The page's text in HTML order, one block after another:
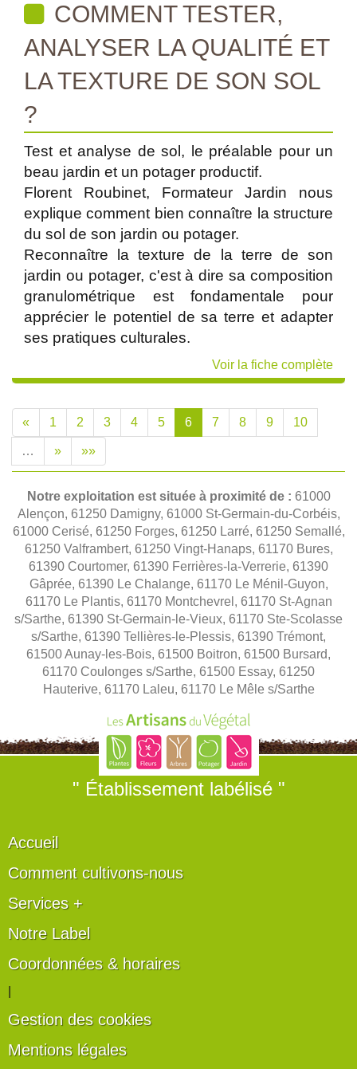
COMMENT TESTER,
ANALYSER LA QUALITÉ ET
LA TEXTURE DE SON SOL
?
Test et analyse de sol, le préalable pour un
beau jardin et un potager productif.
Florent Roubinet, Formateur Jardin nous
explique comment bien connaître la structure
du sol de son jardin ou potager.
Reconnaître la texture de la terre de son
jardin ou potager, c'est à dire sa composition
granulométrique est fondamentale pour
apprécier le potentiel de sa terre et adapter
ses pratiques culturales.
Voir la fiche complète
« 1 2 3 4 5 6 7 8 9 10
… » »»
Notre exploitation est située à proximité de : 61000
Alençon, 61250 Damigny, 61000 St-Germain-du-Corbéis,
61000 Cerisé, 61250 Forges, 61250 Larré, 61250 Semallé,
61250 Valframbert, 61250 Vingt-Hanaps, 61170 Bures,
61390 Courtomer, 61390 Ferrières-la-Verrerie, 61390
Gâprée, 61390 Le Chalange, 61170 Le Ménil-Guyon,
61170 Le Plantis, 61170 Montchevrel, 61170 St-Agnan
s/Sarthe, 61390 St-Germain-le-Vieux, 61170 Ste-Scolasse
s/Sarthe, 61390 Tellières-le-Plessis, 61390 Trémont,
61500 Aunay-les-Bois, 61500 Boitron, 61500 Bursard,
61170 Coulonges s/Sarthe, 61500 Essay, 61250
Hauterive, 61170 Laleu, 61170 Le Mêle s/Sarthe
" Établissement labélisé "
Accueil
Comment cultivons-nous
Services +
Notre Label
Coordonnées & horaires
Gestion des cookies
Mentions légales